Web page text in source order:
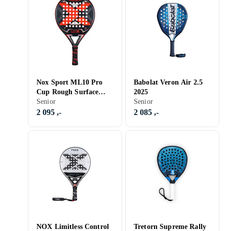
Nox Sport ML10 Pro
Cup Rough Surface
Edition (2023)
Senior
2 095 ,-
Babolat Veron Air 2.5
2025
Senior
2 085 ,-
NOX Limitless Control
Tretorn Supreme Rally